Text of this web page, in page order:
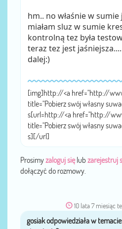
hm.. no właśnie w
miałam sluz w sumie
kontrolną tez była
teraz tez jest
dalej:)
[img]http://<a href="http://
title="Pobierz swój własny
s[url=http://<a href="http://
title="Pobierz swój własny
s][/url]
Prosimyzaloguj sięlub zarejestruj
dołączyć do rozmowy.
10 lata 7 miesiąc
przez